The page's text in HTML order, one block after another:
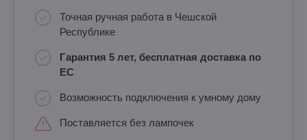
Точная ручная работа в Чешской
Республике
Гарантия 5 лет, бесплатная доставка по
ЕС
Возможность подключения к умному дому
Поставляется без лампочек